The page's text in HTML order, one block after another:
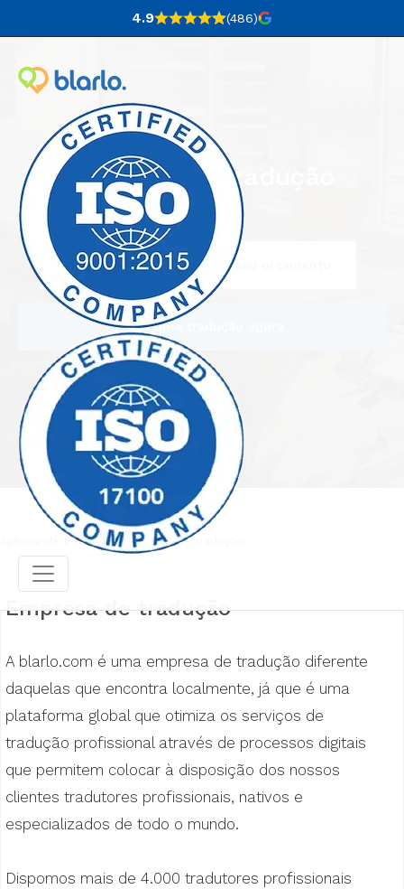
4.9 (486)
Empresa de tradução
Escreva para nós e peça o seu orçamento
Peça uma tradução agora
Agência de tradução Empresa de tradução
Empresa de tradução
A blarlo.com é uma empresa de tradução diferente
daquelas que encontra localmente, já que é uma
plataforma global que otimiza os serviços de
tradução profissional através de processos digitais
que permitem colocar à disposição dos nossos
clientes tradutores profissionais, nativos e
especializados de todo o mundo.
Dispomos mais de 4.000 tradutores profissionais